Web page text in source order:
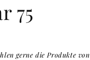
75
gerne die Produkte von